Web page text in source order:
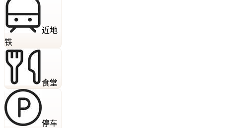
近地
铁
食堂
停车